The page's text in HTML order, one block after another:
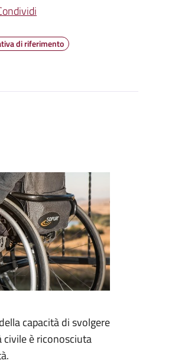
di riferimento
capacità di svolgere
è riconosciuta